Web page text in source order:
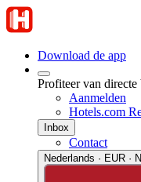
Download de app
Profiteer van directe
Aanmelden
Hotels.com
Inbox
Contact
Nederlands · EUR ·